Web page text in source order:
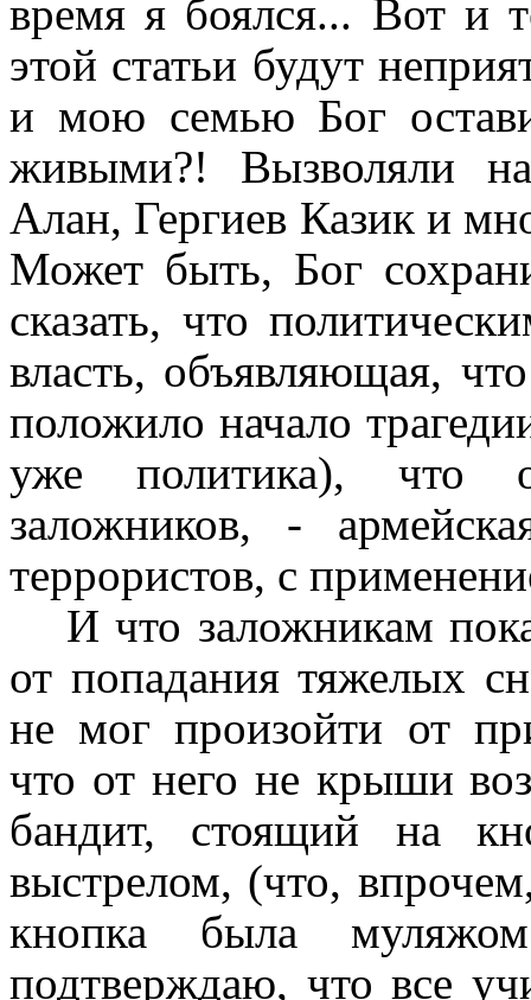
время я боялся... Вот и
этой статьи будут
и мою семью Бог
живыми?! Вызволяли
Алан, Гергиев Казик и
Может быть, Бог
сказать, что
власть, объявляющая,
положило начало
уже политика), что
заложников, -
террористов, с
И что заложникам
от попадания тяжелых
не мог произойти от
что от него не крыши
бандит, стоящий на
выстрелом, (что,
кнопка была
подтверждаю, что все